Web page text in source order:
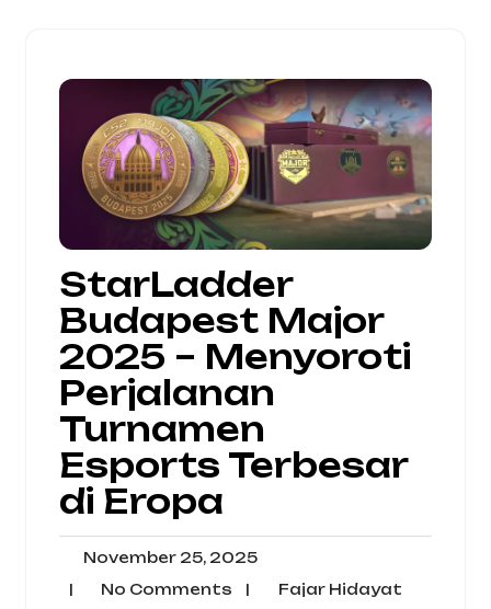
StarLadder
Budapest Major
2025 – Menyoroti
Perjalanan
Turnamen
Esports Terbesar
di Eropa
November 25, 2025November
2025
| No Comments No| Fajar HidayatFajar